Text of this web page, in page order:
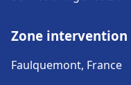
Zone intervention
Faulquemont, France